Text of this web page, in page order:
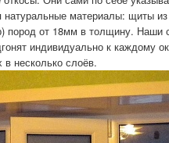
натуральные материалы: щиты
пород от 18мм в толщину. Наши
индивидуально к каждому
в несколько слоёв.